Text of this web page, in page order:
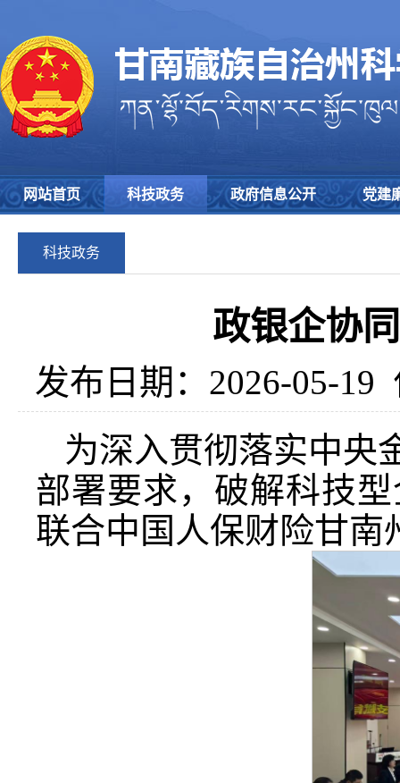
网站首页 科技政务 政府信息公开 党建
科技政务
政银企协
发布日期：2026-05-19
为深入贯彻落实中央
部署要求，破解科技
联合中国人保财险甘南